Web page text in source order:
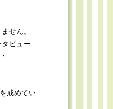
せん。
ビュー
戒めてい